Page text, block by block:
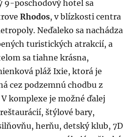
9-poschodový hotel sa
Rhodos, v blízkosti centra
Neďaleko sa nachádza
turistických atrakcií, a
sa tiahne krásna,
pláž Ixie, ktorá je
cez podzemnú chodbu z
komplexe je možné ďalej
štýlové bary,
herňu, detský klub, 7D